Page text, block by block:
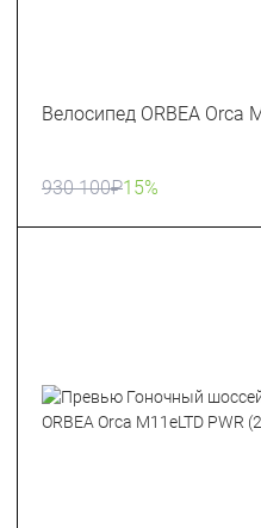
Велосипед ORBEA Orca
930 100₽15%